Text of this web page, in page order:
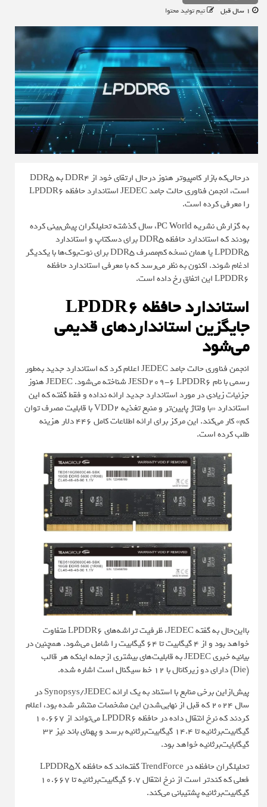
تیم تولید محتوا
درحالی‌که بازار کامپیوتر هنوز درحال ارتقای خود از DDR4 به DDR5
است، انجمن فناوری حالت جامد JEDEC استاندارد حافظه LPDDR6
را معرفی کرده است.
به گزارش نشریهPC World، سال گذشته تحلیلگران پیش‌بینی کرده
بودند که استاندارد حافظه DDR5 برای دسکتاپ و استاندارد
LPDDR5 یا همان نسخه کم‌مصرف DDR5 برای نوت‌بوک‌ها با یکدیگر
ادغام شوند. اکنون به نظر می‌رسد که با معرفی استاندارد حافظه
LPDDR6 این اتفاق رخ داده است.
استاندارد حافظه LPDDR6
جایگزین استانداردهای قدیمی
می‌شود
انجمن فناوری حالت جامد JEDEC اعلام کرد که استاندارد جدید به‌طور
رسمی با نام JESD209-6 LPDDR6 شناخته می‌شود. JEDEC هنوز
جزئیات زیادی در مورد استاندارد جدید ارائه نداده و فقط گفته که این
استاندارد «با ولتاژ پایین‌تر و منبع تغذیه VDD2 با قابلیت مصرف توان
کم» کار می‌کند. این مرکز برای ارائه اطلاعات کامل ۴۴۶ دلار هزینه
طلب کرده است.
بااین‌حال به گفته JEDEC، ظرفیت تراشه‌های LPDDR6 متفاوت
خواهد بود و از ۴ گیگابیت تا ۶۴ گیگابیت را شامل می‌شود. همچنین در
بیانیه خبری JEDEC به قابلیت‌های بیشتری ازجمله اینکه هر قالب
(Die) دارای دو زیرکانال با ۱۲ خط سیگنال است اشاره شده.
پیش‌ازاین برخی منابع با استناد به یک ارائه Synopsys/JEDEC در
سال ۲۰۲۴ که قبل از نهایی‌شدن این مشخصات منتشر شده بود، اعلام
کردند که نرخ انتقال داده در حافظه LPDDR6 می‌تواند از ۱۰.۶۶۷
گیگابیت‌برثانیه تا ۱۴.۴ گیگابیت‌برثانیه برسد و پهنای باند نیز ۳۲
گیگابایت‌برثانیه خواهد بود.
تحلیلگران حافظه در TrendForce گفته‌اند که حافظه LPDDR5X
فعلی که کندتر است از نرخ انتقال ۶.۷ گیگابیت‌برثانیه تا ۱۰.۶۶۷
گیگابیت‌برثانیه پشتیبانی می‌کند.